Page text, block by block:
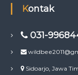
Kontak
031-
Sidoarjo, Jawa